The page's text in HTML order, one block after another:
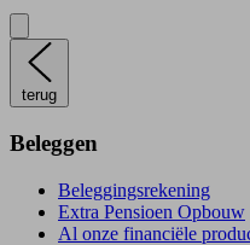
terug
Beleggen
Beleggingsrekening
Extra Pensioen Opbouw
Al onze financiële